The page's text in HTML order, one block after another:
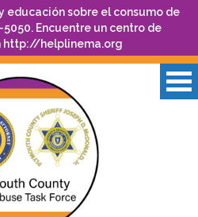
educación sobre el consumo de
Encuentre un centro de
http://helplinema.org